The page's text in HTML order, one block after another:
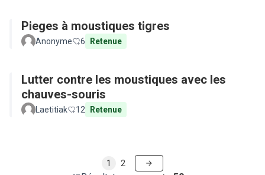
Pieges à moustiques tigres
Anonyme 6 Retenue
Lutter contre les moustiques avec les
chauves-souris
Laetitiak 12 Retenue
1 2